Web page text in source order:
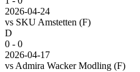
2026-04-24
vs SKU Amstetten (F)
D
0 - 0
2026-04-17
vs Admira Wacker Modling (F)